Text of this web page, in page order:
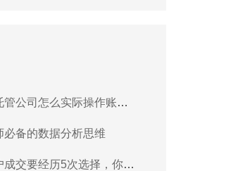
管公司怎么实际操作账户
必备的数据分析思维
成交要经历5次选择，你知